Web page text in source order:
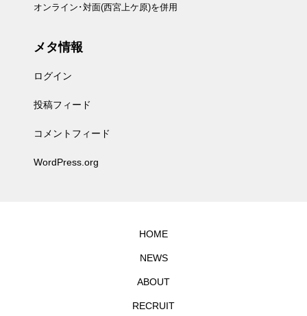
オンライン･対面(西宮上ケ原)を併用
メタ情報
ログイン
投稿フィード
コメントフィード
WordPress.org
HOME
NEWS
ABOUT
RECRUIT